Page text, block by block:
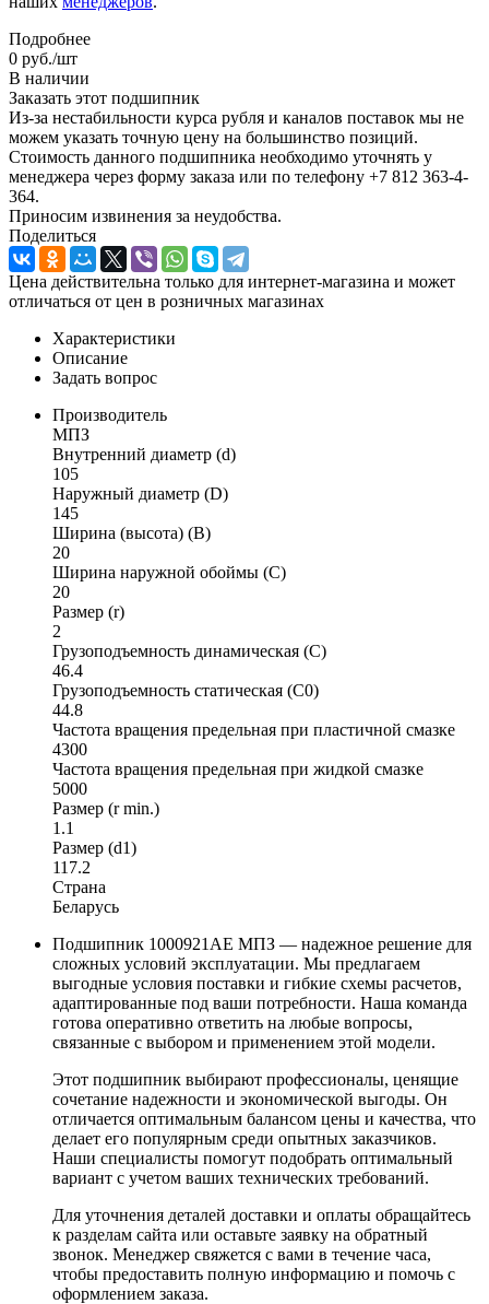
Подробнее
0 руб./шт
В наличии
Заказать этот подшипник
Из-за нестабильности курса рубля и каналов поставок мы не
можем указать точную цену на большинство позиций.
Стоимость данного подшипника необходимо уточнять у
менеджера через форму заказа или по телефону +7 812 363-4-
364.
Приносим извинения за неудобства.
Поделиться
Цена действительна только для интернет-магазина и может
отличаться от цен в розничных магазинах
Характеристики
Описание
Задать вопрос
Производитель
МПЗ
Внутренний диаметр (d)
105
Наружный диаметр (D)
145
Ширина (высота) (B)
20
Ширина наружной обоймы (C)
20
Размер (r)
2
Грузоподъемность динамическая (C)
46.4
Грузоподъемность статическая (C0)
44.8
Частота вращения предельная при пластичной смазке
4300
Частота вращения предельная при жидкой смазке
5000
Размер (r min.)
1.1
Размер (d1)
117.2
Страна
Беларусь
Подшипник 1000921АЕ МПЗ — надежное решение для
сложных условий эксплуатации. Мы предлагаем
выгодные условия поставки и гибкие схемы расчетов,
адаптированные под ваши потребности. Наша команда
готова оперативно ответить на любые вопросы,
связанные с выбором и применением этой модели.
Этот подшипник выбирают профессионалы, ценящие
сочетание надежности и экономической выгоды. Он
отличается оптимальным балансом цены и качества, что
делает его популярным среди опытных заказчиков.
Наши специалисты помогут подобрать оптимальный
вариант с учетом ваших технических требований.
Для уточнения деталей доставки и оплаты обращайтесь
к разделам сайта или оставьте заявку на обратный
звонок. Менеджер свяжется с вами в течение часа,
чтобы предоставить полную информацию и помочь с
оформлением заказа.